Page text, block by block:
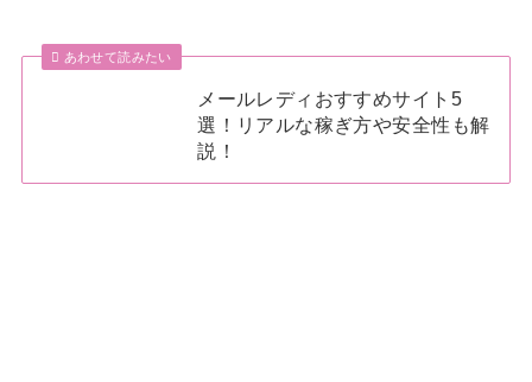
あわせて読みたい
メールレディおすすめサイト5
選！リアルな稼ぎ方や安全性も解
説！